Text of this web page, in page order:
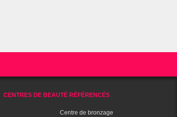
CENTRES DE BEAUTÉ RÉFÉRENCÉS
Centre de bronzage